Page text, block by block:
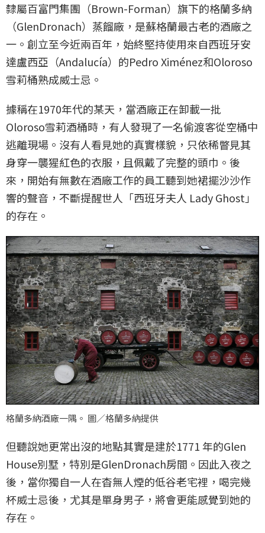
隸屬百富門集團（Brown-Forman）旗下的格蘭多納
（GlenDronach）蒸餾廠，是蘇格蘭最古老的酒廠之
一。創立至今近兩百年，始終堅持使用來自西班牙安
達盧西亞（Andalucía）的Pedro Ximénez和Oloroso
雪莉桶熟成威士忌。
據稱在1970年代的某天，當酒廠正在卸載一批
Oloroso雪莉酒桶時，有人發現了一名偷渡客從空桶中
逃離現場。沒有人看見她的真實樣貌，只依稀瞥見其
身穿一襲猩紅色的衣服，且佩戴了完整的頭巾。後
來，開始有無數在酒廠工作的員工聽到她裙擺沙沙作
響的聲音，不斷提醒世人「西班牙夫人 Lady Ghost」
的存在。
格蘭多納酒廠一隅。 圖／格蘭多納提供
但聽說她更常出沒的地點其實是建於1771 年的Glen
House別墅，特別是GlenDronach房間。因此入夜之
後，當你獨自一人在杳無人煙的低谷老宅裡，喝完幾
杯威士忌後，尤其是單身男子，將會更能感覺到她的
存在。